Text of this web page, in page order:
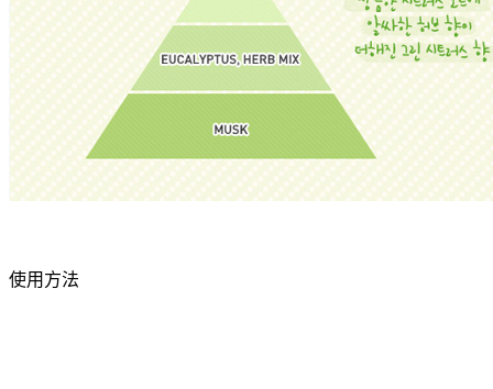
使用方法